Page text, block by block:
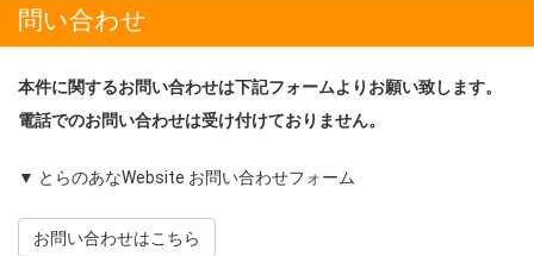
問い合わせ
本件に関するお問い合わせは下記フォームよりお願い致します。
電話でのお問い合わせは受け付けておりません。
▼ とらのあなWebsite お問い合わせフォーム
お問い合わせはこちら